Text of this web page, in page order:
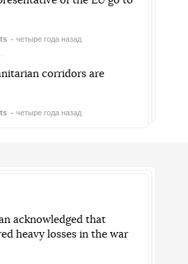
четыре года назад
corridors are
четыре года назад
acknowledged that
heavy losses in the war